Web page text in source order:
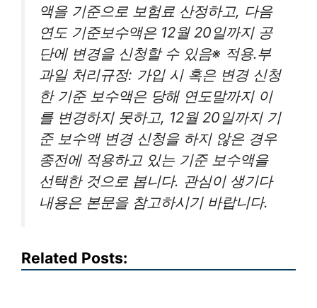
액을 기준으로 보험료 산정하고, 다음
연도 기준보수액은 12월 20일까지 공
단에 변경을 신청할 수 있음※ 적용․부
과일 처리규정: 가입 시 혹은 변경 신청
한 기준 보수액은 당해 연도말까지 이
를 변경하지 못하고, 12월 20일까지 기
준 보수액 변경 신청을 하지 않은 경우
종전에 적용하고 있는 기준 보수액을
선택한 것으로 봅니다. 관심이 생기다
내용은 본문을 참고하시기 바랍니다.
Related Posts: